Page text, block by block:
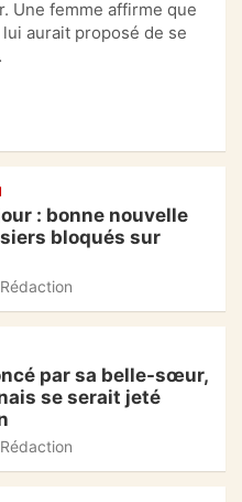
Une femme affirme que
aurait proposé de se
: bonne nouvelle
bloqués sur
par sa belle-sœur,
se serait jeté